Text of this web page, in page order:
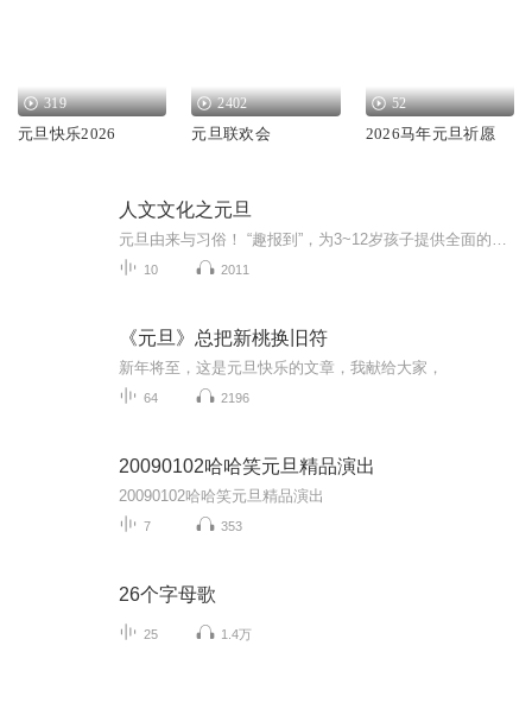
319
元旦快乐2026
2402
元旦联欢会
52
2026马年元旦祈愿
人文文化之元旦
10 2011
《元旦》总把新桃换旧符
新年将至，这是元旦快乐的文章，我献给大家，
64 2196
20090102哈哈笑元旦精品演出
20090102哈哈笑元旦精品演出
7 353
26个字母歌
25 1.4万